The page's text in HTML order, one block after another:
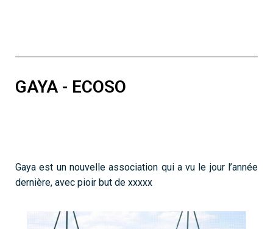
GAYA - ECOSO
Gaya est un nouvelle association qui a vu le jour l’année
dernière, avec pioir but de xxxxx